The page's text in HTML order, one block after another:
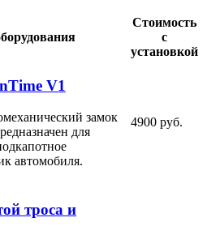
Стоимость
с
установкой
V1
замок
для
автомобиля.
4900 руб.
троса и